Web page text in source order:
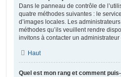
Dans le panneau de contrôle de
quatre méthodes suivantes : le
d’images locales. Les
méthodes qu’ils veuillent rendre
invitons à contacter un administrateur
Haut
Quel est mon rang et comment